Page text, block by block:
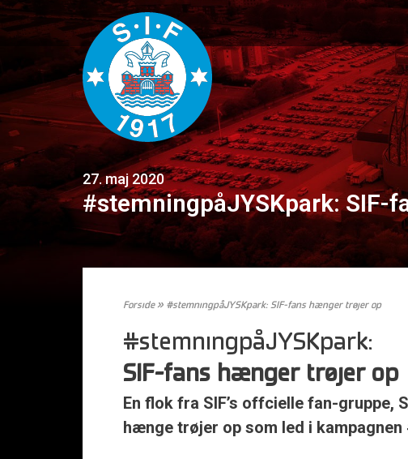
27. maj 2020
#stemningpåJYSKpark: SIF-
Forside» #stemningpåJYSKpark: SIF-fans hænger trøjer op
#stemningpåJYSKpark:
SIF-fans hænger trøjer op
En flok fra SIF’s offcielle fan-gruppe,
hænge trøjer op som led i